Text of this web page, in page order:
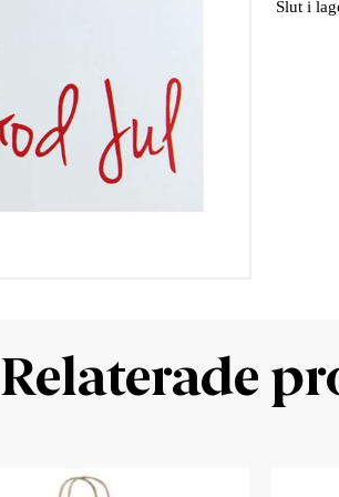
Slut i
Relaterade